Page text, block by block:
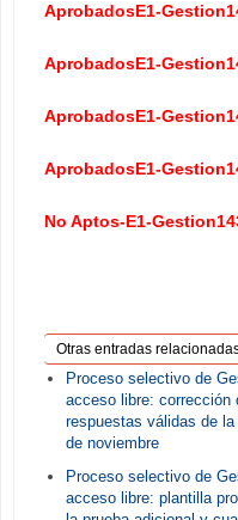
AprobadosE1-
AprobadosE1-
AprobadosE1-
AprobadosE1-
No Aptos-E1-
Otras entradas
Proceso selectivo de
acceso libre: corrección
respuestas válidas de
de noviembre
Proceso selectivo de
acceso libre: plantilla